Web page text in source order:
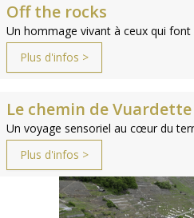
Off the rocks
Un hommage vivant à ceux qui
Plus d'infos >
Le chemin de Vuardette
Un voyage sensoriel au cœur du
Plus d'infos >